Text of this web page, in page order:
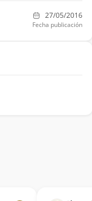
27/05/2016
Fecha publicación